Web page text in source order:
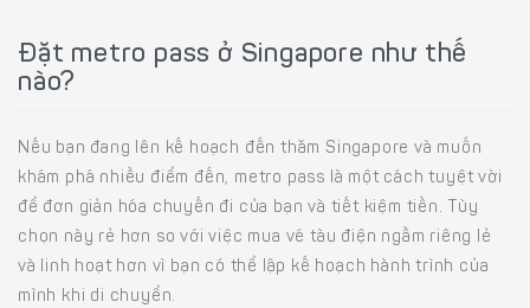
Đặt metro pass ở Singapore như thế
nào?
Nếu bạn đang lên kế hoạch đến thăm Singapore và muốn
khám phá nhiều điểm đến, metro pass là một cách tuyệt vời
để đơn giản hóa chuyến đi của bạn và tiết kiệm tiền. Tùy
chọn này rẻ hơn so với việc mua vé tàu điện ngầm riêng lẻ
và linh hoạt hơn vì bạn có thể lập kế hoạch hành trình của
mình khi di chuyển.